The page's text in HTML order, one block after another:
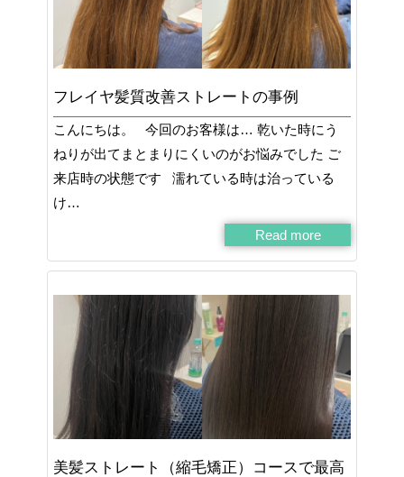
フレイヤ髪質改善ストレートの事例
こんにちは。 今回のお客様は… 乾いた時にう
ねりが出てまとまりにくいのがお悩みでした ご
来店時の状態です 濡れている時は治っている
け…
Read more
美髪ストレート（縮毛矯正）コースで最高